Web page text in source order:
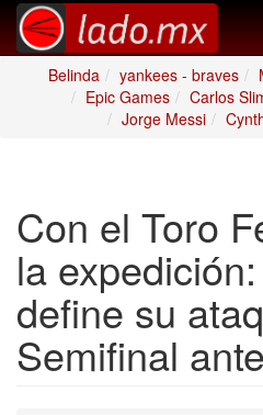
Belinda
yankees - braves
Epic Games
Carlos
Jorge Messi
Con el Toro
la
define su
Semifinal